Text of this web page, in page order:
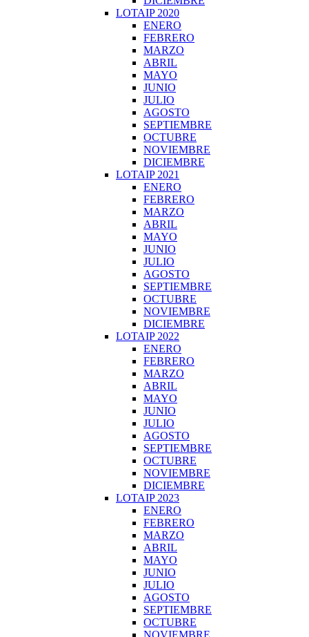
LOTAIP 2020
ENERO
FEBRERO
MARZO
ABRIL
MAYO
JUNIO
JULIO
AGOSTO
SEPTIEMBRE
OCTUBRE
NOVIEMBRE
DICIEMBRE
LOTAIP 2021
ENERO
FEBRERO
MARZO
ABRIL
MAYO
JUNIO
JULIO
AGOSTO
SEPTIEMBRE
OCTUBRE
NOVIEMBRE
DICIEMBRE
LOTAIP 2022
ENERO
FEBRERO
MARZO
ABRIL
MAYO
JUNIO
JULIO
AGOSTO
SEPTIEMBRE
OCTUBRE
NOVIEMBRE
DICIEMBRE
LOTAIP 2023
ENERO
FEBRERO
MARZO
ABRIL
MAYO
JUNIO
JULIO
AGOSTO
SEPTIEMBRE
OCTUBRE
NOVIEMBRE